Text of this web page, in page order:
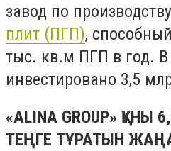
завод по производству
плит (ПГП),
тыс. кв.м ПГП в год. В
инвестировано 3,5
«ALINA GROUP»
ТЕҢГЕ ТҰРАТЫН